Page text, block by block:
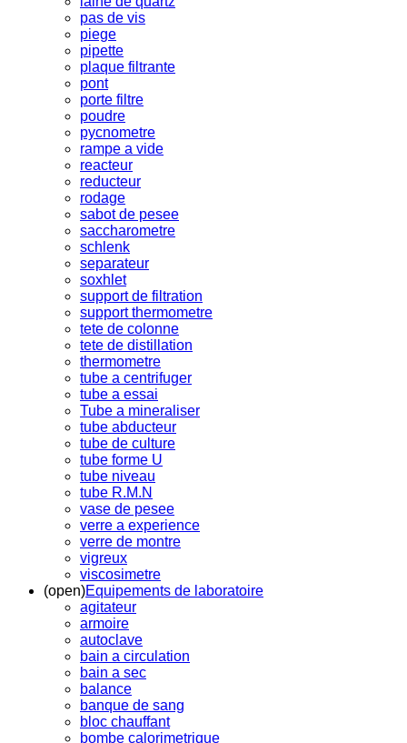
pas de vis
piege
pipette
plaque filtrante
pont
porte filtre
poudre
pycnometre
rampe a vide
reacteur
reducteur
rodage
sabot de pesee
saccharometre
schlenk
separateur
soxhlet
support de filtration
support thermometre
tete de colonne
tete de distillation
thermometre
tube a centrifuger
tube a essai
Tube a mineraliser
tube abducteur
tube de culture
tube forme U
tube niveau
tube R.M.N
vase de pesee
verre a experience
verre de montre
vigreux
viscosimetre
(open)Equipements de laboratoire
agitateur
armoire
autoclave
bain a circulation
bain a sec
balance
banque de sang
bloc chauffant
bombe calorimetrique